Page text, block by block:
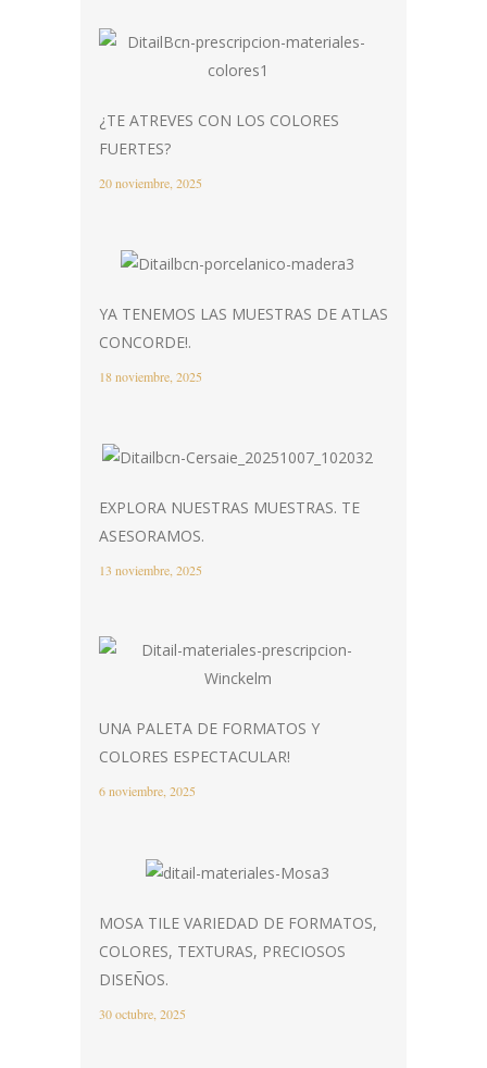
¿TE ATREVES CON LOS COLORES
FUERTES?
20 noviembre, 2025
YA TENEMOS LAS MUESTRAS DE ATLAS
CONCORDE!.
18 noviembre, 2025
EXPLORA NUESTRAS MUESTRAS. TE
ASESORAMOS.
13 noviembre, 2025
UNA PALETA DE FORMATOS Y
COLORES ESPECTACULAR!
6 noviembre, 2025
MOSA TILE VARIEDAD DE FORMATOS,
COLORES, TEXTURAS, PRECIOSOS
DISEÑOS.
30 octubre, 2025